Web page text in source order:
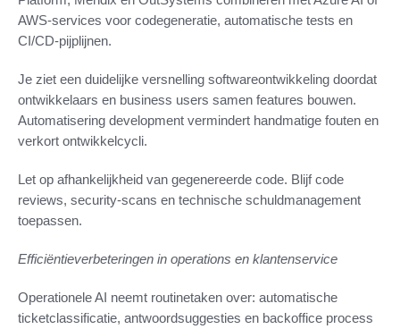
AWS-services voor codegeneratie, automatische tests en
CI/CD-pijplijnen.
Je ziet een duidelijke versnelling softwareontwikkeling doordat
ontwikkelaars en business users samen features bouwen.
Automatisering development vermindert handmatige fouten en
verkort ontwikkelcycli.
Let op afhankelijkheid van gegenereerde code. Blijf code
reviews, security-scans en technische schuldmanagement
toepassen.
Efficiëntieverbeteringen in operations en klantenservice
Operationele AI neemt routinetaken over: automatische
ticketclassificatie, antwoordsuggesties en backoffice process